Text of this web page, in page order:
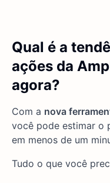
Qual é a
ações da
agora?
Com a nova
você pode estimar o
em menos de um
Tudo o que você